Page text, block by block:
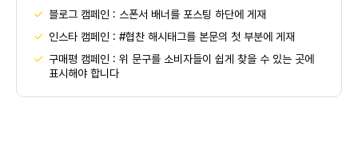
블로그 캠페인 : 스폰서 배너를 포스팅 하단에 게재
인스타 캠페인 : #협찬 해시태그를 본문의 첫 부분에 게재
구매평 캠페인 : 위 문구를 소비자들이 쉽게 찾을 수 있는 곳에
표시해야 합니다